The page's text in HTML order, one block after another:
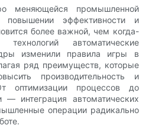
меняющейся промышленной
повышении эффективности и
более важной, чем когда-
автоматические
изменили правила игры в
ряд преимуществ, которые
производительность и
оптимизации процессов до
— интеграция автоматических
операции радикально